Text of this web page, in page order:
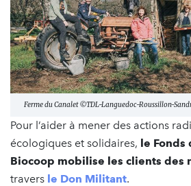
Ferme du Canalet ©TDL-Languedoc-Roussillon-
Pour l’aider à mener des actions
écologiques et solidaires, le Fonds
Biocoop mobilise les clients des
travers le Don Militant.